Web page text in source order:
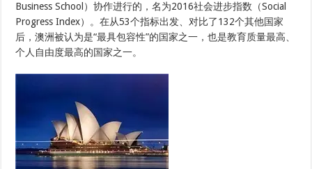
Business School）协作进行的，名为2016社会进步指数（Social
Progress Index）。在从53个指标出发、对比了132个其他国家
后，澳洲被认为是“最具包容性”的国家之一，也是教育质量最高、
个人自由度最高的国家之一。